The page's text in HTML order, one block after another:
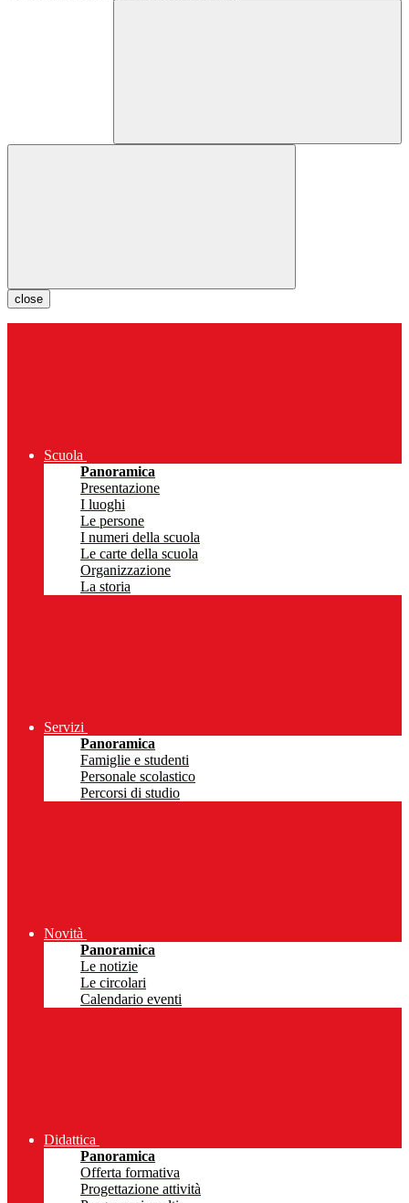
close
Scuola
Panoramica
Presentazione
I luoghi
Le persone
I numeri della scuola
Le carte della scuola
Organizzazione
La storia
Servizi
Panoramica
Famiglie e studenti
Personale scolastico
Percorsi di studio
Novità
Panoramica
Le notizie
Le circolari
Calendario eventi
Didattica
Panoramica
Offerta formativa
Progettazione attività